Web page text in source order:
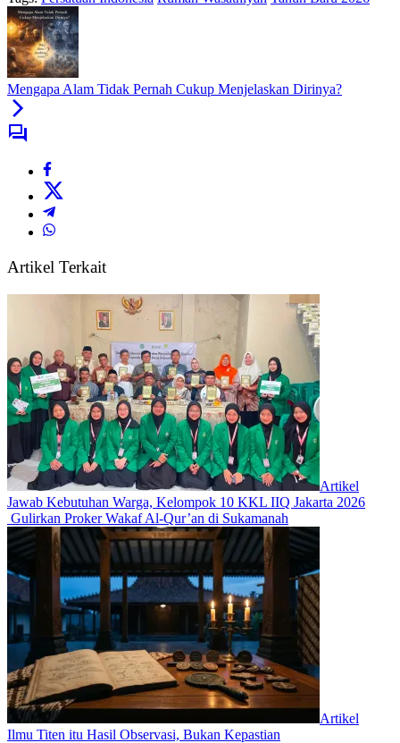
Mengapa Alam Tidak Pernah Cukup Menjelaskan Dirinya?
Artikel Terkait
Artikel
Jawab Kebutuhan Warga, Kelompok 10 KKL IIQ Jakarta 2026
Gulirkan Proker Wakaf Al-Qur’an di Sukamanah
Artikel
Ilmu Titen itu Hasil Observasi, Bukan Kepastian